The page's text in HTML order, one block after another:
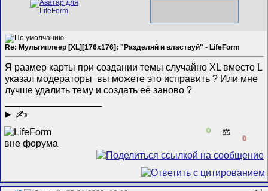
Re: Мультиплеер [XL][176x176]: "Разделяй и властвуй" - LifeForm
Я размер карты при создании темы случайно XL вместо L
указал модераторы вы можете это исправить ? Или мне
лучше удалить тему и создать её заново ?
✍
0 ⚖️
0